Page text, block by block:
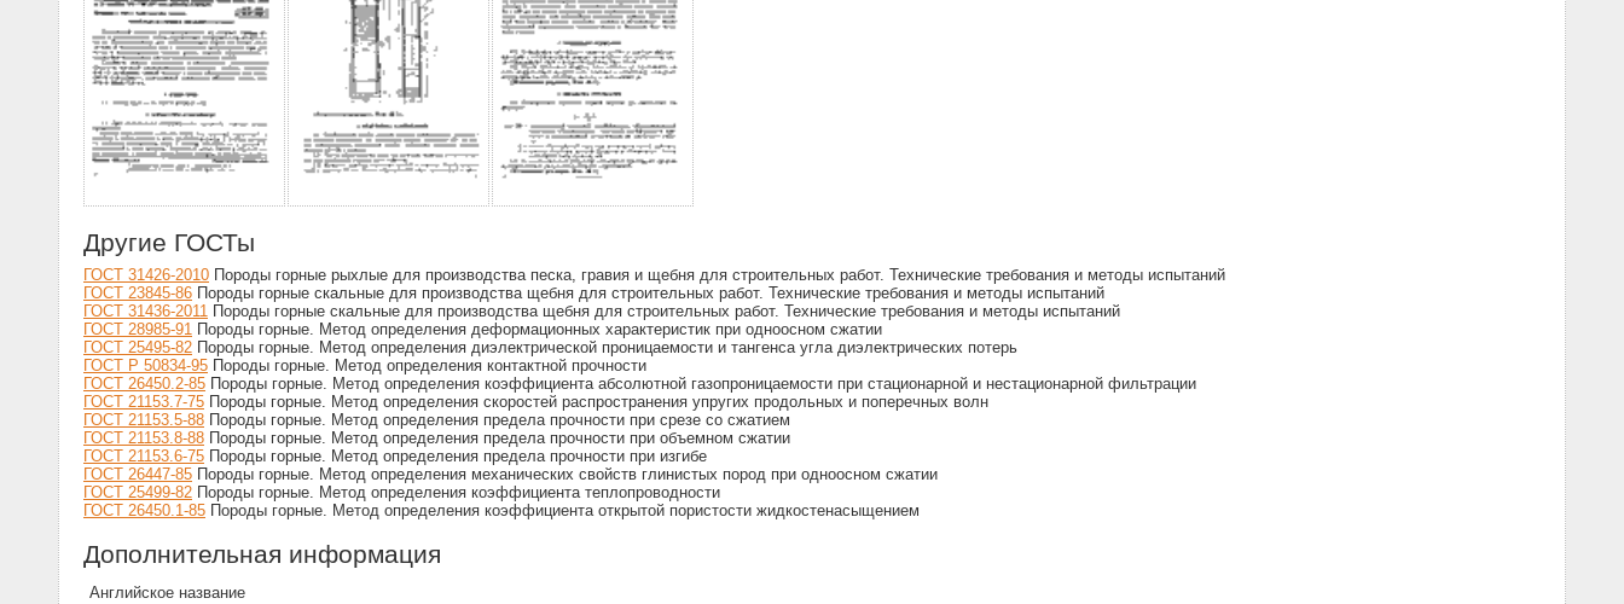
Другие ГОСТы
ГОСТ 31426-2010 Породы горные рыхлые для производства песка, гравия и щебня для строительных работ. Технические требования и методы испытаний
ГОСТ 23845-86 Породы горные скальные для производства щебня для строительных работ. Технические требования и методы испытаний
ГОСТ 31436-2011 Породы горные скальные для производства щебня для строительных работ. Технические требования и методы испытаний
ГОСТ 28985-91 Породы горные. Метод определения деформационных характеристик при одноосном сжатии
ГОСТ 25495-82 Породы горные. Метод определения диэлектрической проницаемости и тангенса угла диэлектрических потерь
ГОСТ Р 50834-95 Породы горные. Метод определения контактной прочности
ГОСТ 26450.2-85 Породы горные. Метод определения коэффициента абсолютной газопроницаемости при стационарной и нестационарной фильтрации
ГОСТ 21153.7-75 Породы горные. Метод определения скоростей распространения упругих продольных и поперечных волн
ГОСТ 21153.5-88 Породы горные. Метод определения предела прочности при срезе со сжатием
ГОСТ 21153.8-88 Породы горные. Метод определения предела прочности при объемном сжатии
ГОСТ 21153.6-75 Породы горные. Метод определения предела прочности при изгибе
ГОСТ 26447-85 Породы горные. Метод определения механических свойств глинистых пород при одноосном сжатии
ГОСТ 25499-82 Породы горные. Метод определения коэффициента теплопроводности
ГОСТ 26450.1-85 Породы горные. Метод определения коэффициента открытой пористости жидкостенасыщением
Дополнительная информация
Английское название